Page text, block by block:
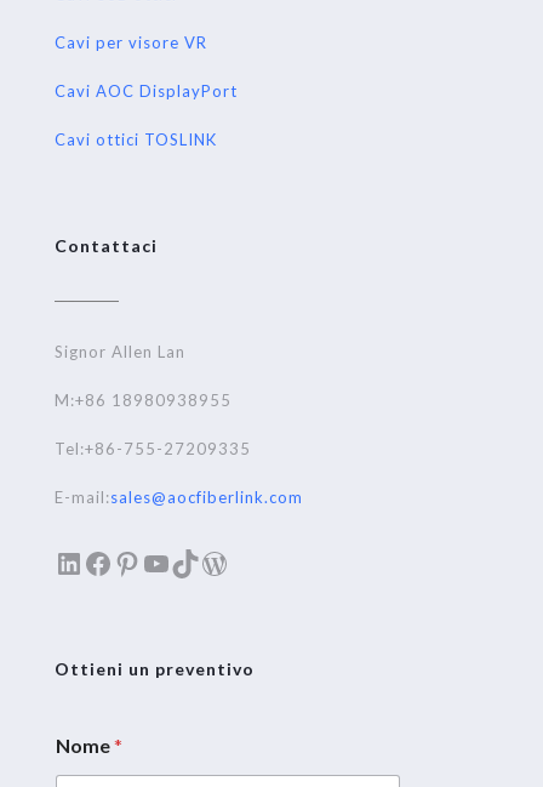
Cavi per visore VR
Cavi AOC DisplayPort
Cavi ottici TOSLINK
Contattaci
Signor Allen Lan
M:+86 18980938955
Tel:+86-755-27209335
E-mail:sales@aocfiberlink.com
LinkedIn
Facebook
Pinterest
YouTube
TikTok
WordPress
Ottieni un preventivo
Nome*